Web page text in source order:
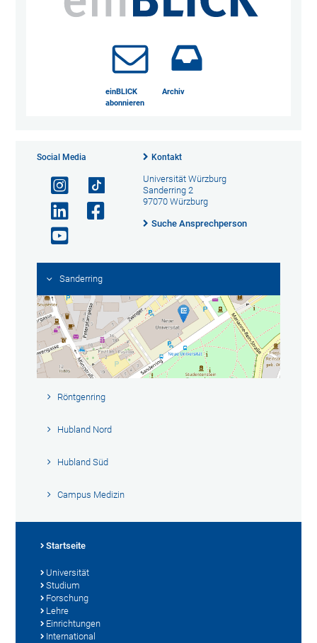
einBLICK
abonnieren
Archiv
Social Media Kontakt
Universität Würzburg
Sanderring 2
97070 Würzburg
Suche Ansprechperson
Sanderring
Röntgenring
Hubland Nord
Hubland Süd
Campus Medizin
Startseite
Universität
Studium
Forschung
Lehre
Einrichtungen
International